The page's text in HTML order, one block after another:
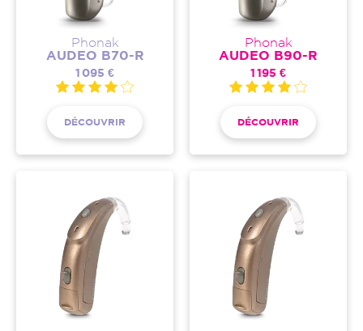
Phonak
AUDEO B70-R
1 095 €
DÉCOUVRIR
Phonak
AUDEO B90-R
1 195 €
DÉCOUVRIR